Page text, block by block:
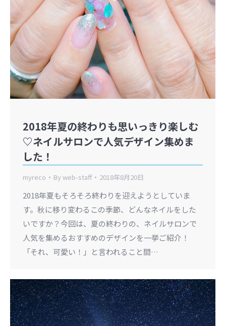
2018年夏の終わりも思いっきり楽しむ
♡ネイルサロンで人気デザイン集めま
した！
myreco Byweb-staff 2018年8月20日
2018年夏もそろそろ終わりを迎えようとしていま
す。秋に移り変わるこの季節、どんなネイルをした
いですか？今回は、夏の終わりの、ネイルサロンで
人気を集めるおすすめのデザインを一挙ご紹介！
「それ、可愛い！」と言われること間…